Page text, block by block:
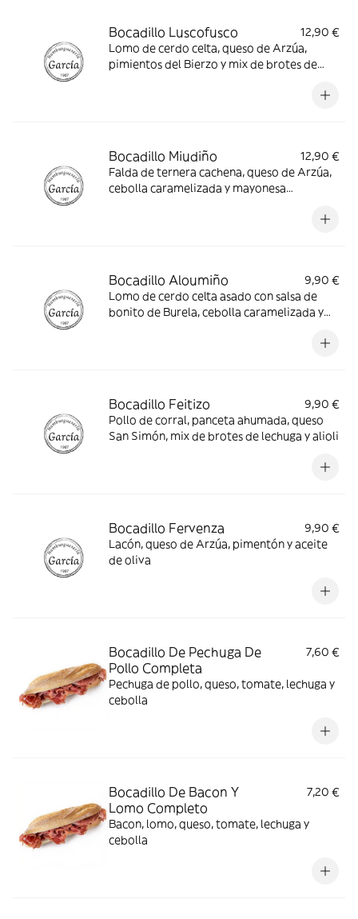
Bocadillo Luscofusco
12,90 €
Lomo de cerdo celta, queso de Arzúa,
pimientos del Bierzo y mix de brotes de
Bocadillo Miudiño
12,90 €
Falda de ternera cachena, queso de Arzúa,
cebolla caramelizada y mayonesa
Bocadillo Aloumiño
9,90 €
Lomo de cerdo celta asado con salsa de
bonito de Burela, cebolla caramelizada y
Bocadillo Feitizo
9,90 €
Pollo de corral, panceta ahumada, queso
San Simón, mix de brotes de lechuga y alioli
Bocadillo Fervenza
9,90 €
Lacón, queso de Arzúa, pimentón y aceite
de oliva
Bocadillo De Pechuga De
Pollo Completa
7,60 €
Pechuga de pollo, queso, tomate, lechuga y
cebolla
Bocadillo De Bacon Y
Lomo Completo
7,20 €
Bacon, lomo, queso, tomate, lechuga y
cebolla